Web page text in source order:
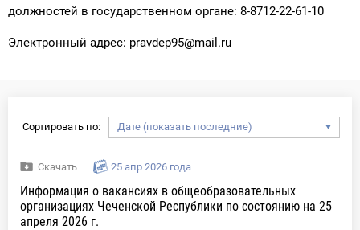
должностей в государственном органе: 8-8712-22-61-10
Электронный адрес: pravdep95@mail.ru
Сортировать по:
Скачать 25 апр 2026 года
Информация о вакансиях в общеобразовательных
организациях Чеченской Республики по состоянию на 25
апреля 2026 г.